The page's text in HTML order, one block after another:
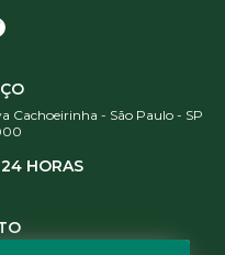
Cachoeirinha - São Paulo - SP
HORAS